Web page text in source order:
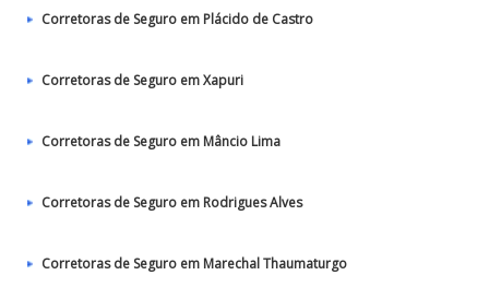
Corretoras de Seguro em Plácido de Castro
Corretoras de Seguro em Xapuri
Corretoras de Seguro em Mâncio Lima
Corretoras de Seguro em Rodrigues Alves
Corretoras de Seguro em Marechal Thaumaturgo